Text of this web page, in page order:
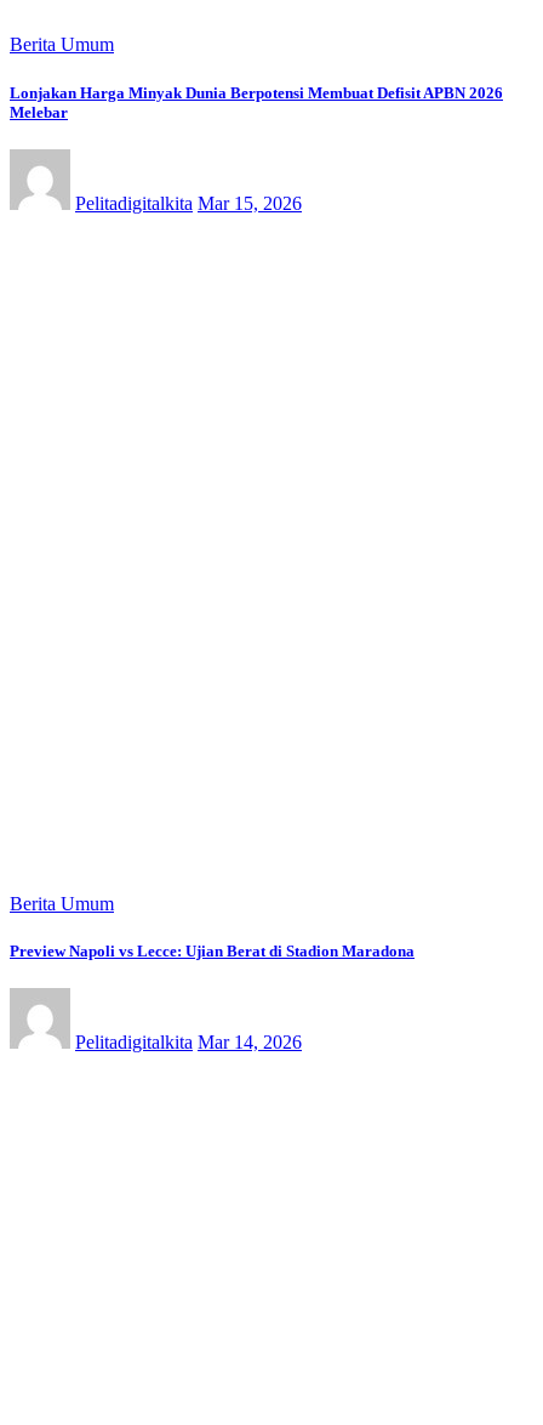
Berita Umum
Lonjakan Harga Minyak Dunia Berpotensi Membuat Defisit APBN 2026
Melebar
Pelitadigitalkita Mar 15, 2026
Berita Umum
Preview Napoli vs Lecce: Ujian Berat di Stadion Maradona
Pelitadigitalkita Mar 14, 2026